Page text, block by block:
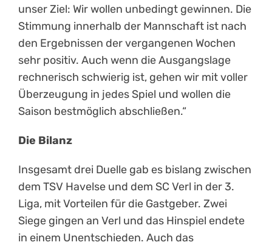
unser Ziel: Wir wollen unbedingt gewinnen. Die
Stimmung innerhalb der Mannschaft ist nach
den Ergebnissen der vergangenen Wochen
sehr positiv. Auch wenn die Ausgangslage
rechnerisch schwierig ist, gehen wir mit voller
Überzeugung in jedes Spiel und wollen die
Saison bestmöglich abschließen.“
Die Bilanz
Insgesamt drei Duelle gab es bislang zwischen
dem TSV Havelse und dem SC Verl in der 3.
Liga, mit Vorteilen für die Gastgeber. Zwei
Siege gingen an Verl und das Hinspiel endete
in einem Unentschieden. Auch das